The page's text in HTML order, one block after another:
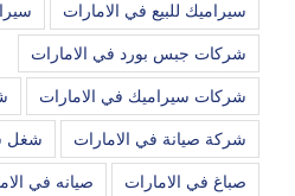
سيراميك للبيع في الامارات
شركات جبس بورد في الامارات
شركات سيراميك في الامارات
شركة صيانة في الامارات شغل
صباغ في الامارات صيانه في